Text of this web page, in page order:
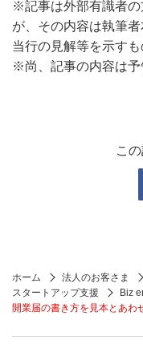
※記事は外部有識者の
が、その内容は執筆
当行の見解等を示すも
※尚、記事の内容は予
こ
ホーム 法人のお客さま
スタートアップ支援
Biz
開業届の書き方を見本とあわ